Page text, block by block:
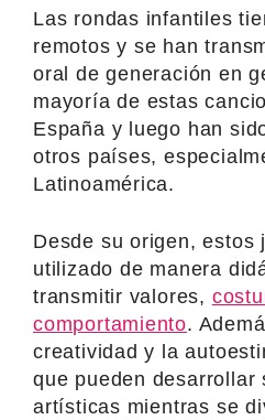
Las rondas infantiles
remotos y se han
oral de generación en
mayoría de estas
España y luego han
otros países,
Latinoamérica.
Desde su origen, estos
utilizado de manera
transmitir valores,
comportamiento.
creatividad y la
que pueden desarrollar
artísticas mientras se